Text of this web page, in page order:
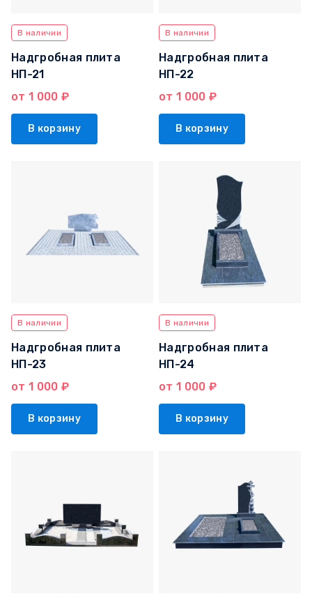
В наличии
Надгробная плита
НП-21
от 1 000 ₽
В корзину
В наличии
Надгробная плита
НП-22
от 1 000 ₽
В корзину
В наличии
Надгробная плита
НП-23
от 1 000 ₽
В корзину
В наличии
Надгробная плита
НП-24
от 1 000 ₽
В корзину